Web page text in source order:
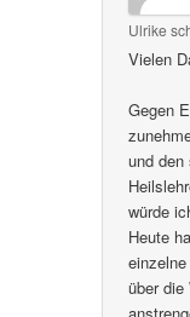
Ulrike
Vielen
Gegen
und
würde
Heute
über die